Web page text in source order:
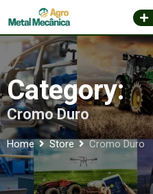
to
content
Category:
Cromo Duro
Home Store Cromo Duro